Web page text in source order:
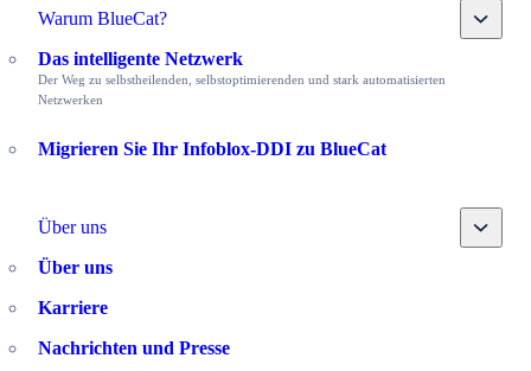
Warum BlueCat? Toggle
Das intelligente Netzwerk
Der Weg zu selbstheilenden, selbstoptimierenden und stark automatisierten
Netzwerken
Migrieren Sie Ihr Infoblox-DDI zu BlueCat
Über uns Toggle
Über uns
Karriere
Nachrichten und Presse